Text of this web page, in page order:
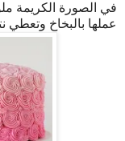
في الصورة الكريمة
عملها بالبخاخ وتعطي